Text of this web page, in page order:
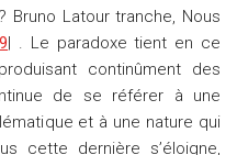
Bruno Latour tranche, Nous
9| . Le paradoxe tient en ce
continûment des
de se référer à une
et à une nature qui
cette dernière s’éloigne,